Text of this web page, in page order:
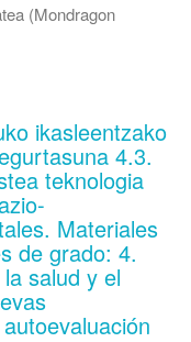
(Mondragon
ikasleentzako
4.3.
teknologia
Materiales
de grado: 4.
salud y el